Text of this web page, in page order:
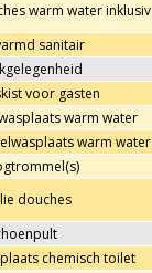
warm water
sanitair
voor gasten
warm water
warm water
douches
chemisch toilet